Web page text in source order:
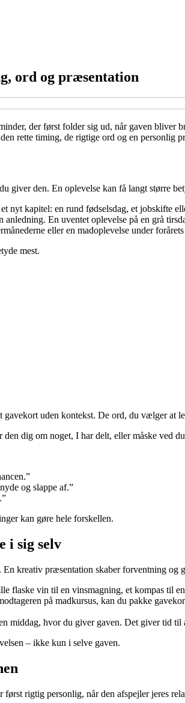
ord og præsentation
der først folder sig ud, når gaven bliver
rette timing, de rigtige ord og en personlig
giver den. En oplevelse kan få langt større
nyt kapitel: en rund fødselsdag, et jobskifte
En uventet oplevelse på en grå
eller en madoplevelse under
mest.
uden kontekst. De ord, du vælger at
den dig om noget, I har delt, eller måske ved
og slappe af.”
kan gøre hele forskellen.
i sig selv
kreativ præsentation skaber forventning
flaske vin til en vinsmagning, et kompas til
på madkursus, kan du pakke
middag, hvor du giver gaven. Det giver tid
– ikke kun i selve gaven.
rigtig personlig, når den afspejler jeres